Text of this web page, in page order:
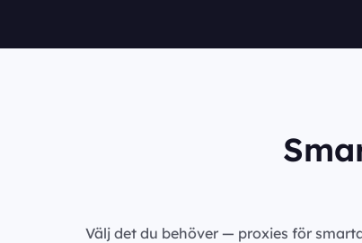
Välj det du behöver — proxies för